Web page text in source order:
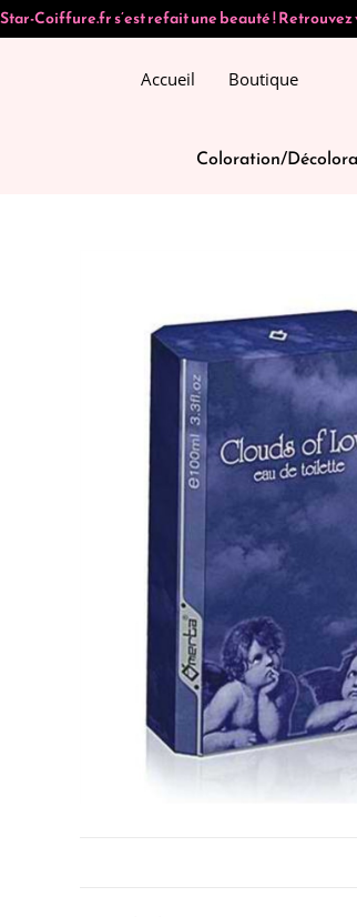
Star-Coiffure.fr s’est refait une beauté !
Accueil Boutique
Coloration/